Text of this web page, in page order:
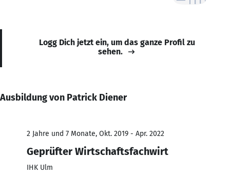
Logg Dich jetzt ein, um das ganze Profil zu
sehen.
Ausbildung von Patrick Diener
2 Jahre und 7 Monate, Okt. 2019 - Apr. 2022
Geprüfter Wirtschaftsfachwirt
IHK Ulm